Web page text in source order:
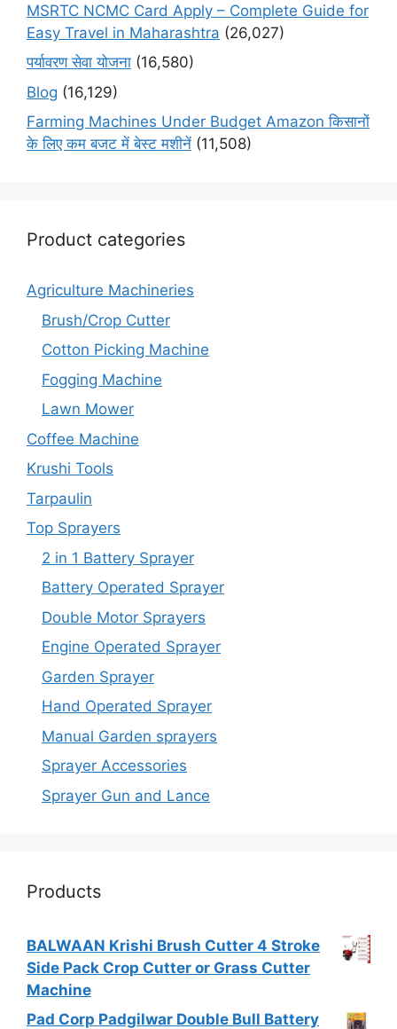
MSRTC NCMC Card Apply – Complete Guide for
Easy Travel in Maharashtra (26,027)
पर्यावरण सेवा योजना (16,580)
Blog (16,129)
Farming Machines Under Budget Amazon किसानों
के लिए कम बजट में बेस्ट मशीनें (11,508)
Product categories
Agriculture Machineries
Brush/Crop Cutter
Cotton Picking Machine
Fogging Machine
Lawn Mower
Coffee Machine
Krushi Tools
Tarpaulin
Top Sprayers
2 in 1 Battery Sprayer
Battery Operated Sprayer
Double Motor Sprayers
Engine Operated Sprayer
Garden Sprayer
Hand Operated Sprayer
Manual Garden sprayers
Sprayer Accessories
Sprayer Gun and Lance
Products
BALWAAN Krishi Brush Cutter 4 Stroke
Side Pack Crop Cutter or Grass Cutter
Machine
Pad Corp Padgilwar Double Bull Battery